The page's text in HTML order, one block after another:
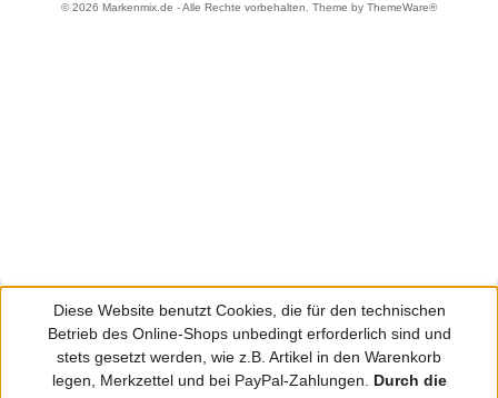
© 2026 Markenmix.de - Alle Rechte vorbehalten. Theme by ThemeWare®
Diese Website benutzt Cookies, die für den technischen
Betrieb des Online-Shops unbedingt erforderlich sind und
stets gesetzt werden, wie z.B. Artikel in den Warenkorb
legen, Merkzettel und bei PayPal-Zahlungen. Durch die